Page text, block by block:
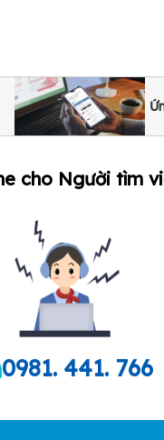
cho Người tìm
0981. 441. 766